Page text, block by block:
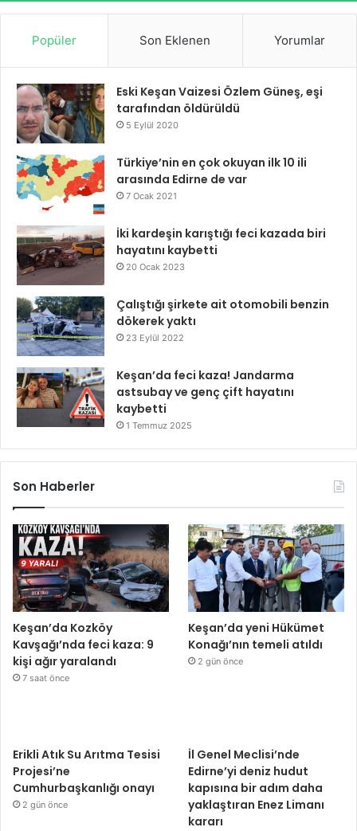
Popüler Son Eklenen Yorumlar
Eski Keşan Vaizesi Özlem Güneş, eşi
tarafından öldürüldü
5 Eylül 2020
Türkiye’nin en çok okuyan ilk 10 ili
arasında Edirne de var
7 Ocak 2021
İki kardeşin karıştığı feci kazada biri
hayatını kaybetti
20 Ocak 2023
Çalıştığı şirkete ait otomobili benzin
dökerek yaktı
23 Eylül 2022
Keşan’da feci kaza! Jandarma
astsubay ve genç çift hayatını
kaybetti
1 Temmuz 2025
Son Haberler
Keşan’da Kozköy
Kavşağı’nda feci kaza: 9
kişi ağır yaralandı
7 saat önce
Keşan’da yeni Hükümet
Konağı’nın temeli atıldı
2 gün önce
Erikli Atık Su Arıtma Tesisi
Projesi’ne
Cumhurbaşkanlığı onayı
2 gün önce
İl Genel Meclisi’nde
Edirne’yi deniz hudut
kapısına bir adım daha
yaklaştıran Enez Limanı
kararı